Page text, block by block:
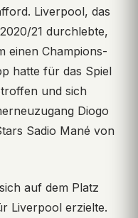
Liverpool, das
21 durchlebte,
einen Champions-
hatte für das Spiel
und sich
Diogo
Sadio Mané von
auf dem Platz
Liverpool erzielte.